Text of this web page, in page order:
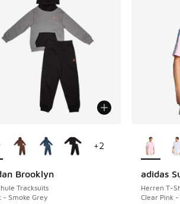
Brooklyn
Tracksuits
- Smoke Grey
16 €
+2
adidas
Herren T-
Clear Pink -
SPARE 12